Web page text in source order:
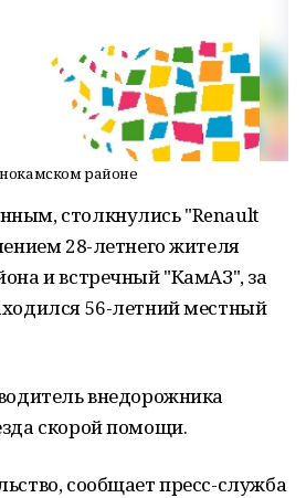
районе
столкнулись "Renault
28-летнего жителя
и встречный "КамАЗ", за
56-летний местный
внедорожника
скорой помощи.
сообщает пресс-служба